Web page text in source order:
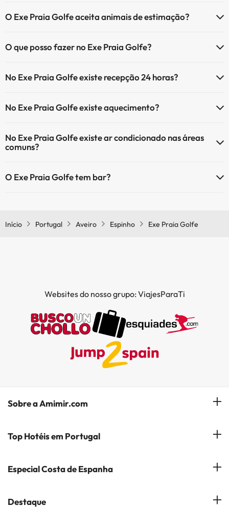
O Exe Praia Golfe aceita animais de estimação?
O que posso fazer no Exe Praia Golfe?
ser pagas):
No Exe Praia Golfe existe recepção 24 horas?
No Exe Praia Golfe existe aquecimento?
No Exe Praia Golfe existe ar condicionado nas áreas
comuns?
O Exe Praia Golfe tem bar?
Início Portugal Aveiro Espinho Exe Praia Golfe
Websites do nosso grupo: ViajesParaTi
Sobre a Amimir.com
Quem somos?
Subscreva a nossa Newsletter
Top Hotéis em Portugal
Hóteis em Lisboa
Especial Costa de Espanha
Costa del Sol
Destaque